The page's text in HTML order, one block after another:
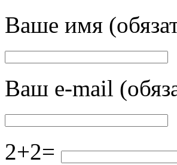
Ваше имя
Ваш e-mail
2+2=